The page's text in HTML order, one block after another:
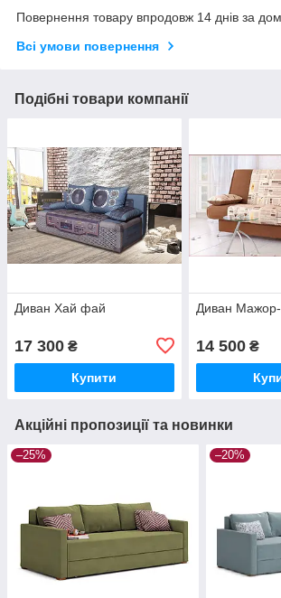
Повернення товару впродовж 14 днів за
Всі умови повернення
Подібні товари компанії
Диван Хай фай
17 300 ₴
Купити
Диван
14 500₴
Акційні пропозиції та новинки
–25% –20%